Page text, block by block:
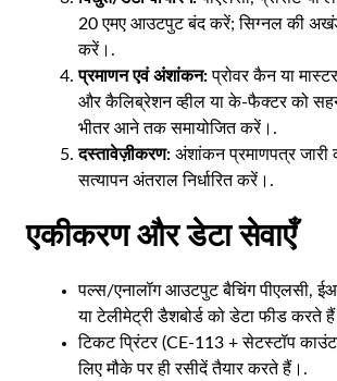
20 एमए आउटपुट बंद करें; सिग्नल की
करें।.
प्रमाणन एवं अंशांकन:प्रोवर कैन या
और कैलिब्रेशन व्हील या के-फैक्टर को
भीतर आने तक समायोजित करें।.
दस्तावेज़ीकरण: अंशांकन प्रमाणपत्र
सत्यापन अंतराल निर्धारित करें।.
एकीकरण और डेटा सेवाएँ
पल्स/एनालॉग आउटपुट बैचिंग पीएलसी,
या टेलीमेट्री डैशबोर्ड को डेटा फीड करते
टिकट प्रिंटर (CE-113 + सेटस्टॉप
लिए मौके पर ही रसीदें तैयार करते हैं।.